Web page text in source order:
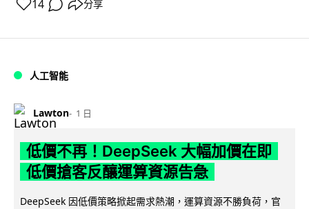
14 分享
人工智能
Lawton 1 日
低價不再！DeepSeek 大幅加價在即
低價搶客反釀運算資源告急
DeepSeek 因低價策略掀起需求熱潮，運算資源不勝負荷，官